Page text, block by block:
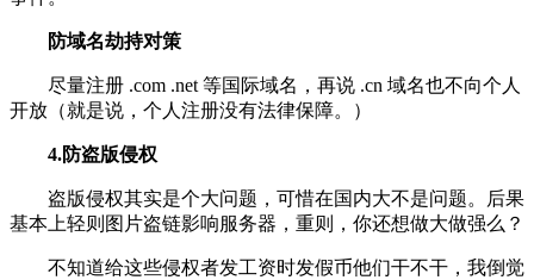
防域名劫持对策
尽量注册 .com .net 等国际域名，再说 .cn 域名也不向个人
开放（就是说，个人注册没有法律保障。）
4.防盗版侵权
盗版侵权其实是个大问题，可惜在国内大不是问题。后果
基本上轻则图片盗链影响服务器，重则，你还想做大做强么？
不知道给这些侵权者发工资时发假币他们干不干，我倒觉